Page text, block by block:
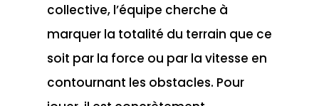
collective, l’équipe cherche à
marquer la totalité du terrain que ce
soit par la force ou par la vitesse en
contournant les obstacles. Pour